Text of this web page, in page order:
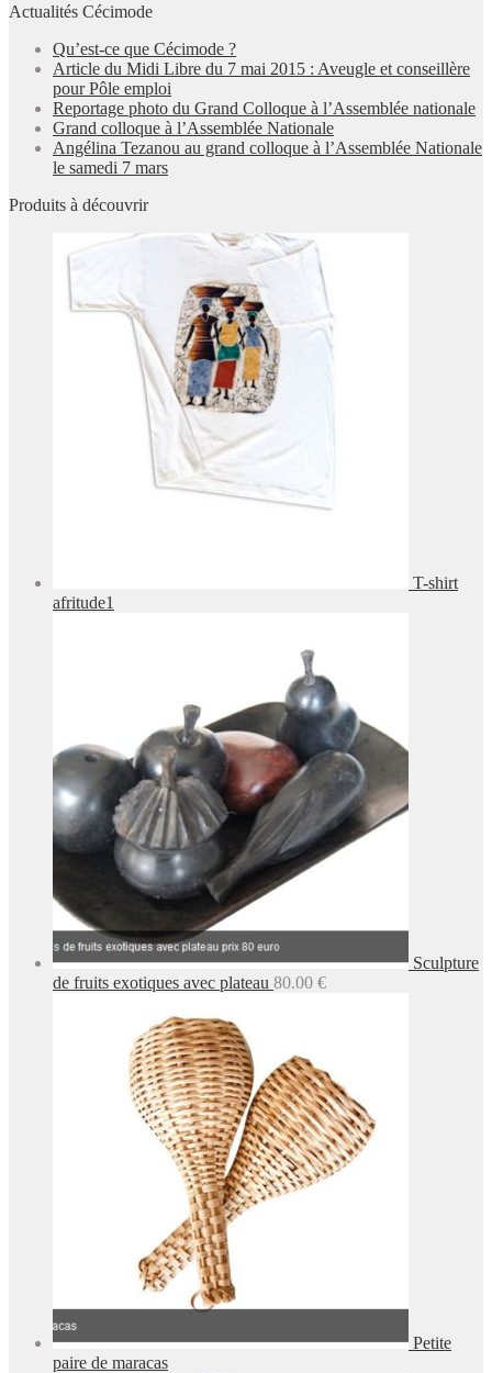
Actualités Cécimode
Qu’est-ce que Cécimode ?
Article du Midi Libre du 7 mai 2015 : Aveugle et conseillère
pour Pôle emploi
Reportage photo du Grand Colloque à l’Assemblée nationale
Grand colloque à l’Assemblée Nationale
Angélina Tezanou au grand colloque à l’Assemblée Nationale
le samedi 7 mars
Produits à découvrir
T-shirt
afritude1
Sculpture
de fruits exotiques avec plateau 80.00 €
Petite
paire de maracas